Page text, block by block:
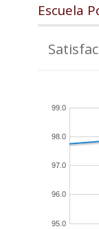
Escuela
95.0
96.0
97.0
98.0
99.0